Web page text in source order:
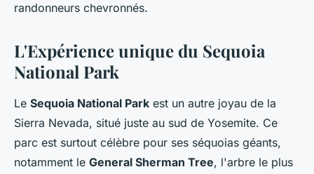
randonneurs chevronnés.
L'Expérience unique du Sequoia
National Park
Le Sequoia National Park est un autre joyau de la
Sierra Nevada, situé juste au sud de Yosemite. Ce
parc est surtout célèbre pour ses séquoias géants,
notamment le General Sherman Tree, l'arbre le plus